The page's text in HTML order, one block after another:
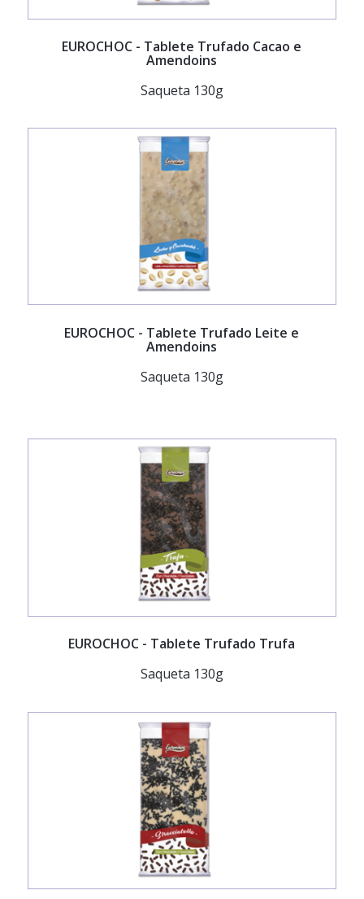
EUROCHOC - Tablete Trufado Cacao e
Amendoins
Saqueta 130g
EUROCHOC - Tablete Trufado Leite e
Amendoins
Saqueta 130g
EUROCHOC - Tablete Trufado Trufa
Saqueta 130g